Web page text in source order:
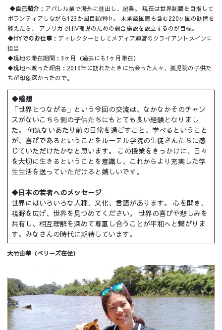
◆自己紹介 ：アパレル業で海外に進出し、起業。 現在は世界制覇を目指して
ボランティアしながら123か国目訪問中。 未承認国家も含む220ヶ国の訪問を
終えたら、 アフリカでHIV孤児のための総合施設を設立するのが目標。
◆HYでのお仕事 ：ディレクターとしてメディア運営のクライアントメインに
担当
◆現地の滞在期間：3ヶ月（過去にも1ヶ月滞在）
◆現地へ渡った理由：2019年に訪れたときに出会った人々、孤児院の子供た
ちが印象深かったので。
◆感想
「世界とつながる」という今回の交流は、なかなかそのチャン
スがないこちら側の子供たちにもとても良い経験となりまし
た。 何気ないあたり前の日常を過ごすこと、学べるということ
が、喜びであるということをルーテル学院の生徒さんたちに感
じていただけたかなと思います。 この授業をきっかけに、日々
を大切に生きるということを意識し、これからより充実した学
生生活を送っていただけると嬉しいです。
◆日本の若者へのメッセージ
世界にはいろいろな人種、文化、言語があります。 心を開き、
視野を広げ、世界を見つめてください。 世界の喜びや悲しみを
共有し、相互理解を深めて尊重し合うことが平和へと繋がりま
す。みなさんの時代に期待しています。
大竹由華（ベリーズ在住）